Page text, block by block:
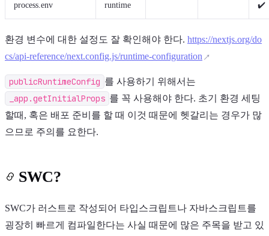
process.env runtime ✔️
환경 변수에 대한 설정도 잘 확인해야 한다. https://nextjs.org/do
cs/api-reference/next.config.js/runtime-configuration
publicRuntimeConfig 를 사용하기 위해서는
_app.getInitialProps 를 꼭 사용해야 한다. 초기 환경 세팅
할때, 혹은 배포 준비를 할 때 이것 때문에 헷갈리는 경우가 많
으므로 주의를 요한다.
SWC?
SWC가 러스트로 작성되어 타입스크립트나 자바스크립트를
굉장히 빠르게 컴파일한다는 사실 때문에 많은 주목을 받고 있